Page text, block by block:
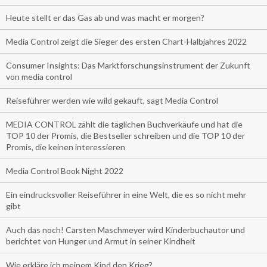
Heute stellt er das Gas ab und was macht er morgen?
Media Control zeigt die Sieger des ersten Chart-Halbjahres 2022
Consumer Insights: Das Marktforschungsinstrument der Zukunft
von media control
Reiseführer werden wie wild gekauft, sagt Media Control
MEDIA CONTROL zählt die täglichen Buchverkäufe und hat die
TOP 10 der Promis, die Bestseller schreiben und die TOP 10 der
Promis, die keinen interessieren
Media Control Book Night 2022
Ein eindrucksvoller Reiseführer in eine Welt, die es so nicht mehr
gibt
Auch das noch! Carsten Maschmeyer wird Kinderbuchautor und
berichtet von Hunger und Armut in seiner Kindheit